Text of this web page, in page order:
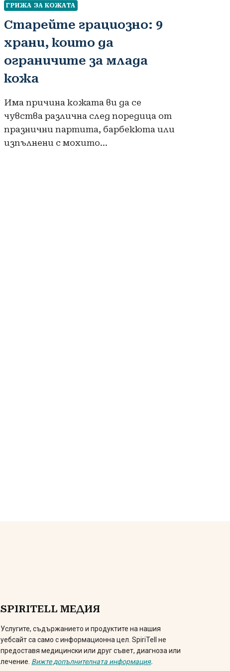
ГРИЖА ЗА КОЖАТА
Старейте грациозно: 9
храни, които да
ограничите за млада
кожа
Има причина кожата ви да се
чувства различна след поредица от
празнични партита, барбекюта или
изпълнени с мохито…
SPIRITELL МЕДИЯ
Услугите, съдържанието и продуктите на нашия
уебсайт са само с информационна цел. SpiriTell не
предоставя медицински или друг съвет, диагноза или
лечение. Вижте допълнителната информация.